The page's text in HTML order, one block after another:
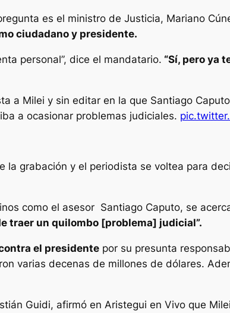
es el ministro de Justicia, Mariano
ciudadano y presidente.
personal”, dice el mandatario. “Sí, pero ya
a Milei y sin editar en la que Santiago
a ocasionar problemas judiciales.
la grabación y el periodista se voltea para
como el asesor Santiago Caputo, se
traer un quilombo [problema] judicial”.
el presidente por su presunta
varias decenas de millones de dólares.
Guidi, afirmó en Aristegui en Vivo que